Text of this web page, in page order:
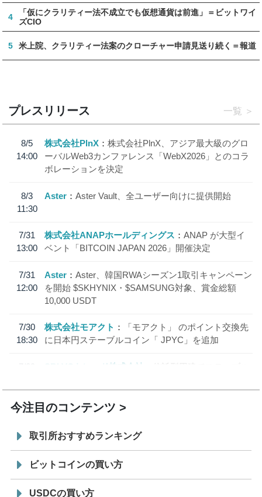
4
「仮にクラリティー法不成立でも仮想通貨は前進」＝ビットワイ
ズCIO
5 米上院、クラリティー法案のクローチャー申請見送り続く＝報道
プレスリリース 一覧
8/5
14:00
株式会社PlnX
株式会社PlnX、アジア最大級のグロ
ーバルWeb3カンファレンス「WebX2026」とのコラ
ボレーションを決定
8/3
11:30
Aster Aster Vault、全ユーザー向けに提供開始
7/31
13:00
株式会社ANAPホールディングス
ANAP が大型イ
ベント「BITCOIN JAPAN 2026」開催決定
7/31
12:00
Aster
Aster、韓国RWAシーズン1取引キャンペーン
を開始 $SKHYNIX・$SAMSUNG対象、賞金総額
10,000 USDT
7/30
18:30
株式会社モアクト
「モアクト」 のポイント交換先
に日本円ステーブルコイン「 JPYC」を追加
7/29
SBI VCトレード株式会社
信託型円建てステーブル
今注目のコンテンツ
取引所おすすめランキング
ビットコインの買い方
USDCの買い方